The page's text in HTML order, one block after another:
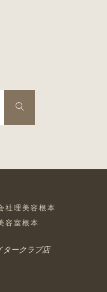
対
検
社理美容根本
容室根本
タークラブ店